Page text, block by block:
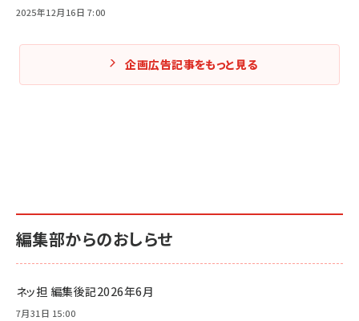
2025年12月16日 7:00
企画広告記事をもっと見る
編集部からのおしらせ
ネッ担 編集後記2026年6月
7月31日 15:00